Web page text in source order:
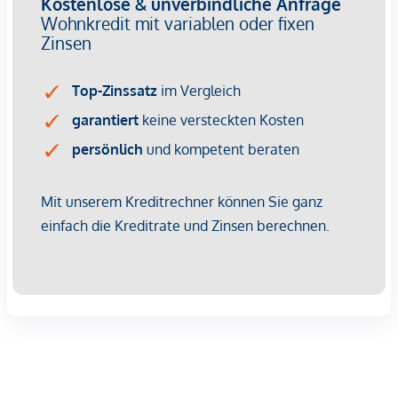
und Restaurants befinden sich in unmittelbarer Umgebung.
Der nahe Schweizergarten und der Belvederegarten laden
Lassen auch Sie sich von dieser Neubauwohnung
überzeugen und vereinbaren Sie einen unverbindlichen
Beratungs- und Besichtigungstermin per E-Mail unter
office@aswimmo.at
Wir möchten höflich darauf hinweisen, dass im Falle eines
Kaufs eine ortsübliche Maklerprovision zu bezahlen ist.